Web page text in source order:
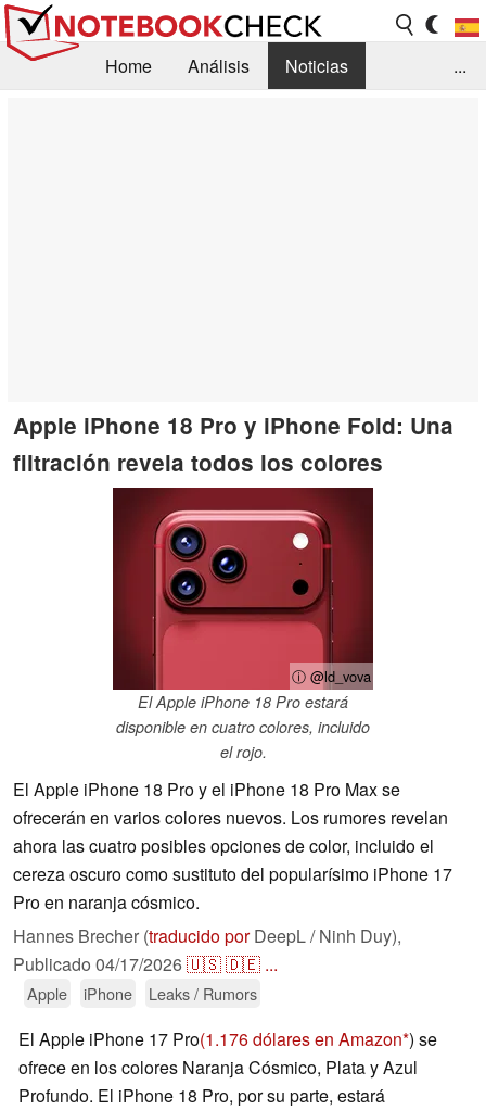
Home Análisis
Noticias
...
Apple iPhone 18 Pro y iPhone Fold: Una
filtración revela todos los colores
ⓘ @ld_vova
El Apple iPhone 18 Pro estará
disponible en cuatro colores, incluido
el rojo.
El Apple iPhone 18 Pro y el iPhone 18 Pro Max se
ofrecerán en varios colores nuevos. Los rumores revelan
ahora las cuatro posibles opciones de color, incluido el
cereza oscuro como sustituto del popularísimo iPhone 17
Pro en naranja cósmico.
Hannes Brecher (traducido porDeepL / Ninh Duy),
Publicado 04/17/2026🇺🇸🇩🇪 ...
Apple iPhone Leaks / Rumors
El Apple iPhone 17 Pro(1.176 dólares en Amazon ) se
ofrece en los colores Naranja Cósmico, Plata y Azul
Profundo. El iPhone 18 Pro, por su parte, estará